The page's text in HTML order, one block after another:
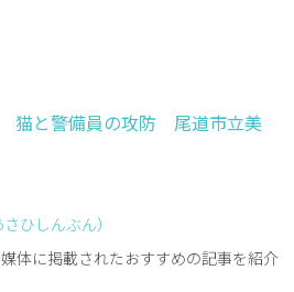
猫と警備員の攻防 尾道市立美
ひしんぶん）
体に掲載されたおすすめの記事を紹介